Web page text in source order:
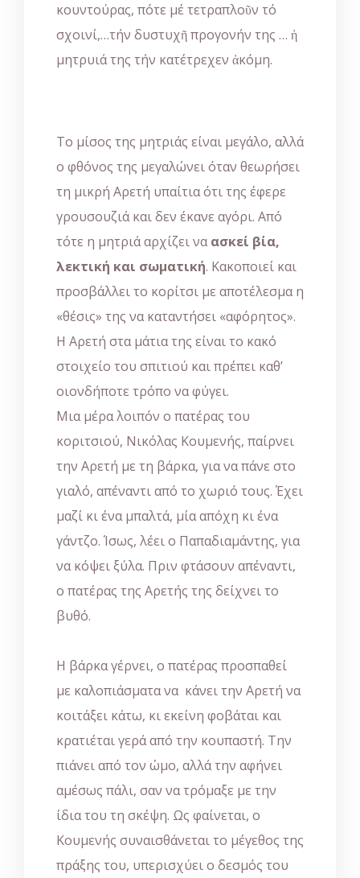
κουντούρας, πότε μέ τετραπλοῦν τό
σχοινί,…τήν δυστυχῆ προγονήν της … ἡ
μητρυιά της τήν κατέτρεχεν ἀκόμη.
Το μίσος της μητριάς είναι μεγάλο, αλλά
ο φθόνος της μεγαλώνει όταν θεωρήσει
τη μικρή Αρετή υπαίτια ότι της έφερε
γρουσουζιά και δεν έκανε αγόρι. Από
τότε η μητριά αρχίζει ναασκεί βία,
λεκτική και σωματική. Κακοποιεί και
προσβάλλει το κορίτσι με αποτέλεσμα η
«θέσις» της να καταντήσει «αφόρητος».
Η Αρετή στα μάτια της είναι το κακό
στοιχείο του σπιτιού και πρέπει καθ’
οιονδήποτε τρόπο να φύγει.
Μια μέρα λοιπόν ο πατέρας του
κοριτσιού, Νικόλας Κουμενής, παίρνει
την Αρετή με τη βάρκα, για να πάνε στο
γιαλό, απέναντι από το χωριό τους. Έχει
μαζί κι ένα μπαλτά, μία απόχη κι ένα
γάντζο. Ίσως, λέει ο Παπαδιαμάντης, για
να κόψει ξύλα. Πριν φτάσουν απέναντι,
ο πατέρας της Αρετής της δείχνει το
βυθό.
Η βάρκα γέρνει, ο πατέρας προσπαθεί
με καλοπιάσματα να κάνει την Αρετή να
κοιτάξει κάτω, κι εκείνη φοβάται και
κρατιέται γερά από την κουπαστή. Την
πιάνει από τον ώμο, αλλά την αφήνει
αμέσως πάλι, σαν να τρόμαξε με την
ίδια του τη σκέψη. Ως φαίνεται, ο
Κουμενής συναισθάνεται το μέγεθος της
πράξης του, υπερισχύει ο δεσμός του